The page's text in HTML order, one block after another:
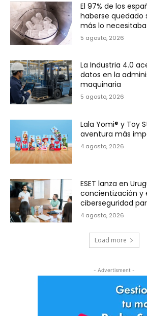
El 97% de los
haberse quedado
más lo necesitaba
5 agosto, 2026
La Industria 4.0
datos en la
maquinaria
5 agosto, 2026
Lala Yomi® y Toy
aventura más
4 agosto, 2026
ESET lanza en
concientización y
ciberseguridad
4 agosto, 2026
Load more
- Advertisment -